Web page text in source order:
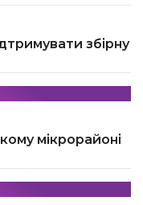
збірну
мікрорайоні